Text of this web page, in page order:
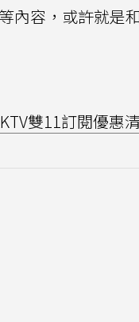
內容，或許就是
雙11訂閱優